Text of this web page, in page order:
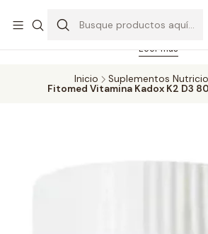
Feriado 21-05-2026 atención hasta las 14 hrs.
día solo área Metropolitana Santiago por
Pedidos hasta 16 hrs., sábados y domingos
Leer más
Inicio
Suplementos
Fitomed Vitamina Kadox K2 D3